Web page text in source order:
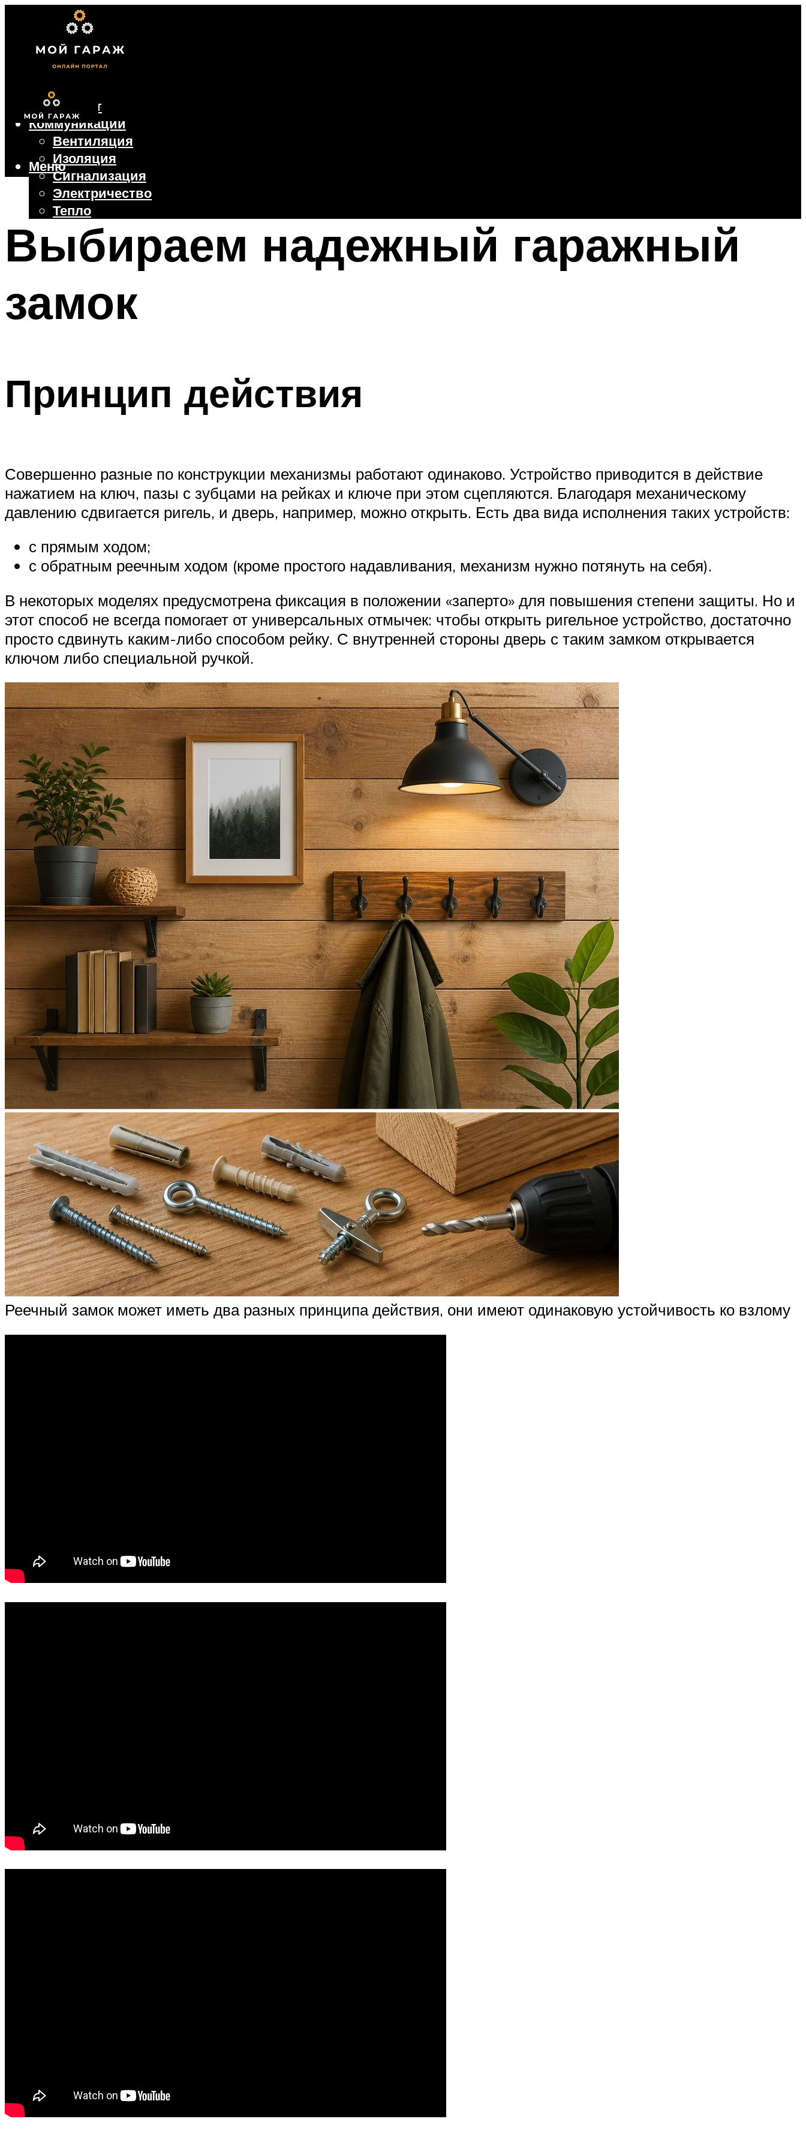
Фундамент
Коммуникации
Вентиляция
Изоляция
Сигнализация
Электричество
Тепло
Крыша
Ворота
Меню
Выбираем надежный гаражный
замок
Принцип действия
Совершенно разные по конструкции механизмы работают одинаково. Устройство приводится в действие
нажатием на ключ, пазы с зубцами на рейках и ключе при этом сцепляются. Благодаря механическому
давлению сдвигается ригель, и дверь, например, можно открыть. Есть два вида исполнения таких устройств:
с прямым ходом;
с обратным реечным ходом (кроме простого надавливания, механизм нужно потянуть на себя).
В некоторых моделях предусмотрена фиксация в положении «заперто» для повышения степени защиты. Но и
этот способ не всегда помогает от универсальных отмычек: чтобы открыть ригельное устройство, достаточно
просто сдвинуть каким-либо способом рейку. С внутренней стороны дверь с таким замком открывается
ключом либо специальной ручкой.
Реечный замок может иметь два разных принципа действия, они имеют одинаковую устойчивость ко взлому